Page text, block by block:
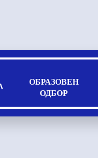
ОБРАЗОВЕН
ОДБОР